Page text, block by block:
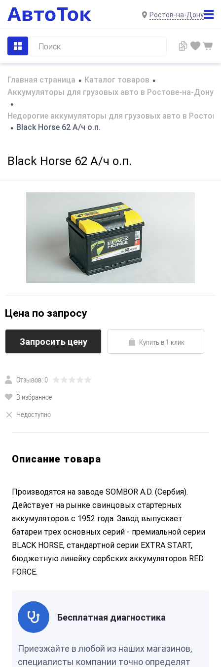
Ростов-на-Дону
Главная страница • Каталог товаров •
Аккумуляторы для грузовых авто в Ростове-на-Дону
•
Недорогие аккумуляторы для грузовых авто в
• Black Horse 62 А/ч о.п.
Black Horse 62 А/ч о.п.
Цена по запросу
Запросить цену Купить в 1 клик
Отзывов: 0
В избранное
Недоступно
Описание товара
Производятся на заводе SOMBOR A.D. (Сербия).
Действует на рынке свинцовых стартерных
аккумуляторов с 1952 года. Завод выпускает
батареи трех основных серий - премиальной серии
BLACK HORSE, стандартной серии EXTRA START,
бюджетную линейку сербских аккумуляторов RED
FORCE.
Бесплатная диагностика
Приезжайте в любой из наших магазинов,
специалисты компании точно определят